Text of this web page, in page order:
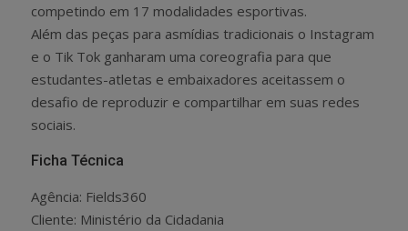
competindo em 17 modalidades esportivas.
Além das peças para asmídias tradicionais o Instagram
e o Tik Tok ganharam uma coreografia para que
estudantes-atletas e embaixadores aceitassem o
desafio de reproduzir e compartilhar em suas redes
sociais.
Ficha Técnica
Agência: Fields360
Cliente: Ministério da Cidadania